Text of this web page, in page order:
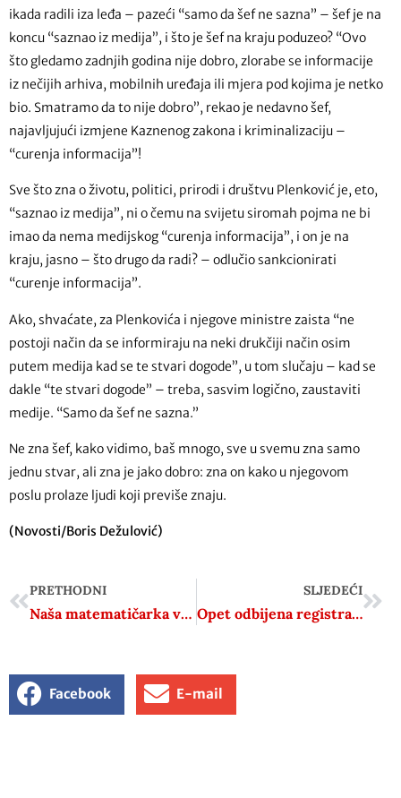
ikada radili iza leđa – pazeći “samo da šef ne sazna” – šef je na
koncu “saznao iz medija”, i što je šef na kraju poduzeo? “Ovo
što gledamo zadnjih godina nije dobro, zlorabe se informacije
iz nečijih arhiva, mobilnih uređaja ili mjera pod kojima je netko
bio. Smatramo da to nije dobro”, rekao je nedavno šef,
najavljujući izmjene Kaznenog zakona i kriminalizaciju –
“curenja informacija”!
Sve što zna o životu, politici, prirodi i društvu Plenković je, eto,
“saznao iz medija”, ni o čemu na svijetu siromah pojma ne bi
imao da nema medijskog “curenja informacija”, i on je na
kraju, jasno – što drugo da radi? – odlučio sankcionirati
“curenje informacija”.
Ako, shvaćate, za Plenkovića i njegove ministre zaista “ne
postoji način da se informiraju na neki drukčiji način osim
putem medija kad se te stvari dogode”, u tom slučaju – kad se
dakle “te stvari dogode” – treba, sasvim logično, zaustaviti
medije. “Samo da šef ne sazna.”
Ne zna šef, kako vidimo, baš mnogo, sve u svemu zna samo
jednu stvar, ali zna je jako dobro: zna on kako u njegovom
poslu prolaze ljudi koji previše znaju.
(Novosti/Boris Dežulović)
PRETHODNI
Naša matematičarka vlastitim primjerom pokazala kako pomoći Ukrajini
SLJEDEĆI
Opet odbijena registracija Hrvatske pravoslavne crkve
Facebook E-mail